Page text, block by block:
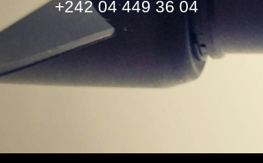
+242 04 449 36 04